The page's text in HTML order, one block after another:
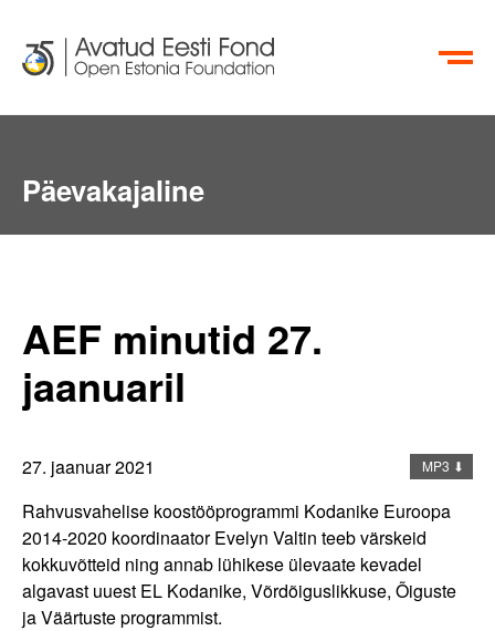
EN RU
Päevakajaline
AEF minutid 27.
jaanuaril
27. jaanuar 2021 MP3 ⬇
Rahvusvahelise koostööprogrammi Kodanike Euroopa
2014-2020 koordinaator Evelyn Valtin teeb värskeid
kokkuvõtteid ning annab lühikese ülevaate kevadel
algavast uuest EL Kodanike, Võrdõiguslikkuse, Õiguste
ja Väärtuste programmist.